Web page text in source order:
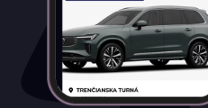
Mild hybrid benzín
Mild hybrid diesel
Plugin hybrid